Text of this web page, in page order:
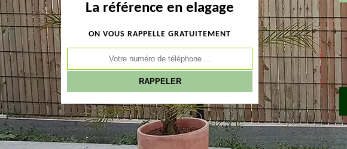
La référence en elagage
ON VOUS RAPPELLE GRATUITEMENT